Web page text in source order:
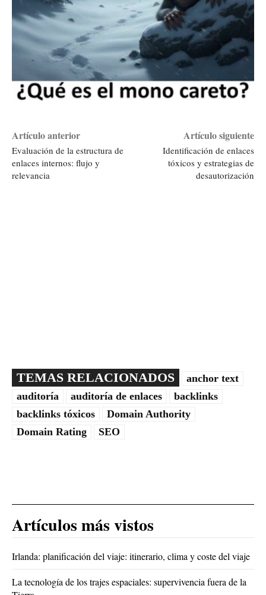
Artículo anterior
Evaluación de la estructura de
enlaces internos: flujo y
relevancia
Artículo siguiente
Identificación de enlaces
tóxicos y estrategias de
desautorización
TEMAS RELACIONADOS
anchor text
auditoría
auditoría de enlaces
backlinks
backlinks tóxicos
Domain Authority
Domain Rating
SEO
Artículos más vistos
Irlanda: planificación del viaje: itinerario, clima y coste del viaje
La tecnología de los trajes espaciales: supervivencia fuera de la